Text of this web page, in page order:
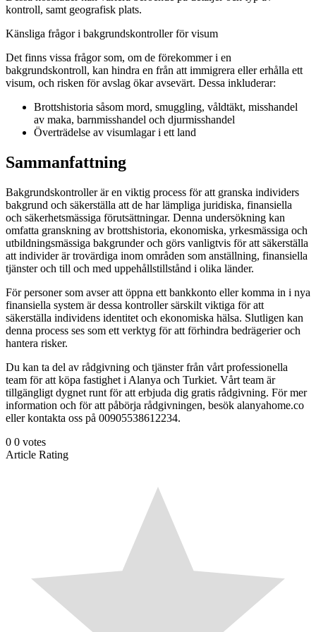
kontroll, samt geografisk plats.
Känsliga frågor i bakgrundskontroller för visum
Det finns vissa frågor som, om de förekommer i en
bakgrundskontroll, kan hindra en från att immigrera eller erhålla ett
visum, och risken för avslag ökar avsevärt. Dessa inkluderar:
Brottshistoria såsom mord, smuggling, våldtäkt, misshandel
av maka, barnmisshandel och djurmisshandel
Överträdelse av visumlagar i ett land
Sammanfattning
Bakgrundskontroller är en viktig process för att granska individers
bakgrund och säkerställa att de har lämpliga juridiska, finansiella
och säkerhetsmässiga förutsättningar. Denna undersökning kan
omfatta granskning av brottshistoria, ekonomiska, yrkesmässiga och
utbildningsmässiga bakgrunder och görs vanligtvis för att säkerställa
att individer är trovärdiga inom områden som anställning, finansiella
tjänster och till och med uppehållstillstånd i olika länder.
För personer som avser att öppna ett bankkonto eller komma in i nya
finansiella system är dessa kontroller särskilt viktiga för att
säkerställa individens identitet och ekonomiska hälsa. Slutligen kan
denna process ses som ett verktyg för att förhindra bedrägerier och
hantera risker.
Du kan ta del av rådgivning och tjänster från vårt professionella
team för att köpa fastighet i Alanya och Turkiet. Vårt team är
tillgängligt dygnet runt för att erbjuda dig gratis rådgivning. För mer
information och för att påbörja rådgivningen, besök alanyahome.co
eller kontakta oss på 00905538612234.
0 0 votes
Article Rating